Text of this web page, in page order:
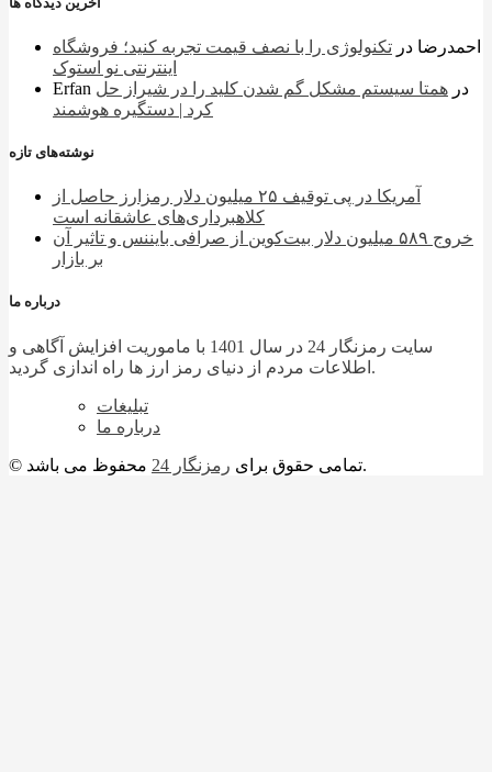
احمدرضا در تکنولوژی را با نصف قیمت تجربه کنید؛ فروشگاه
اینترنتی نو استوک
Erfan
در همتا سیستم مشکل گم شدن کلید را در شیراز حل
کرد | دستگیره هوشمند
نوشته‌های تازه
آمریکا در پی توقیف ۲۵ میلیون دلار رمزارز حاصل از
کلاهبرداری‌های عاشقانه است
خروج ۵۸۹ میلیون دلار بیت‌کوین از صرافی بایننس و تاثیر آن
بر بازار
درباره ما
سایت رمزنگار 24 در سال 1401 با ماموریت افزایش آگاهی و
اطلاعات مردم از دنیای رمز ارز ها راه اندازی گردید.
تبلیغات
درباره ما
© تمامی حقوق برای رمزنگار 24 محفوظ می باشد.